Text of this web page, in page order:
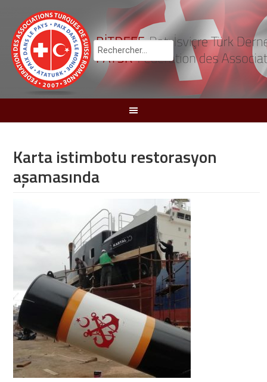
Karta istimbotu restorasyon
aşamasında